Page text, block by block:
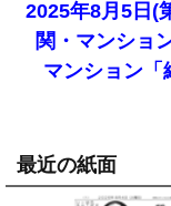
2025年8月5日(
関・マンショ
マンション「
最近の紙面